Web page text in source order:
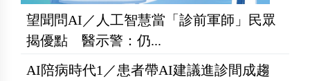
望聞問AI／人工智慧當「診前軍師」民眾
揭優點 醫示警：仍...
AI陪病時代1／患者帶AI建議進診間成趨